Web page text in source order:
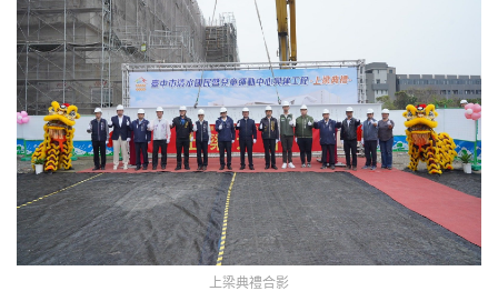
上梁典禮合影